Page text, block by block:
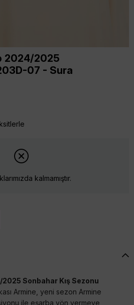
2024/2025
07 - Sura
kalmamıştır.
Sonbahar Kış Sezonu
Armine, yeni sezon Armine
ile eşarba yön vermeye